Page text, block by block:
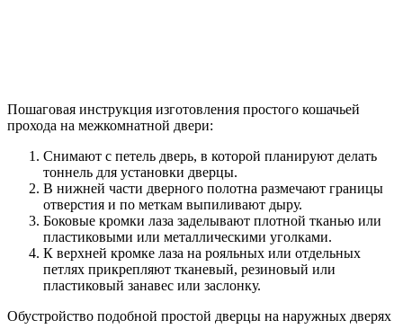
Пошаговая инструкция изготовления простого кошачьей
прохода на межкомнатной двери:
Снимают с петель дверь, в которой планируют делать
тоннель для установки дверцы.
В нижней части дверного полотна размечают границы
отверстия и по меткам выпиливают дыру.
Боковые кромки лаза заделывают плотной тканью или
пластиковыми или металлическими уголками.
К верхней кромке лаза на рояльных или отдельных
петлях прикрепляют тканевый, резиновый или
пластиковый занавес или заслонку.
Обустройство подобной простой дверцы на наружных дверях